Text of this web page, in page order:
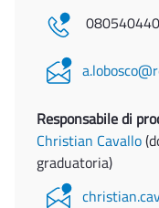
Responsabile di
Christian Cavallo
graduatoria)